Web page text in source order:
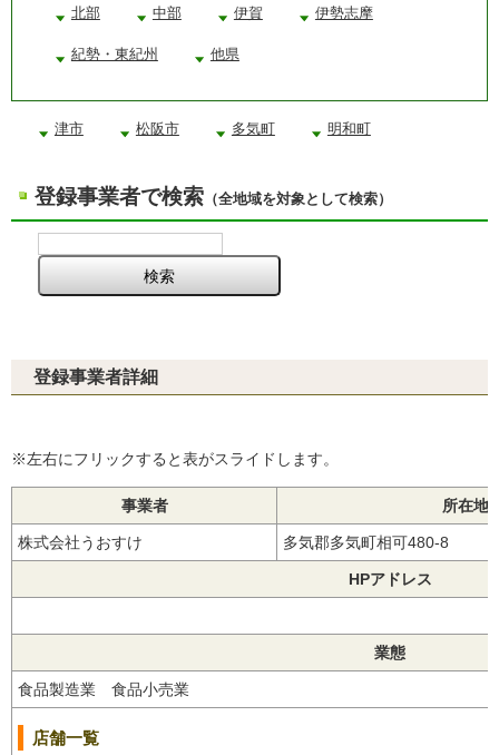
北部 中部 伊賀 伊勢志摩
紀勢・東紀州 他県
津市 松阪市 多気町 明和町
登録事業者で検索 （全地域を対象として検索）
登録事業者詳細
※左右にフリックすると表がスライドします。
事業者 所在地
株式会社うおすけ 多気郡多気町相可480-8
HPアドレス
業態
食品製造業 食品小売業
店舗一覧